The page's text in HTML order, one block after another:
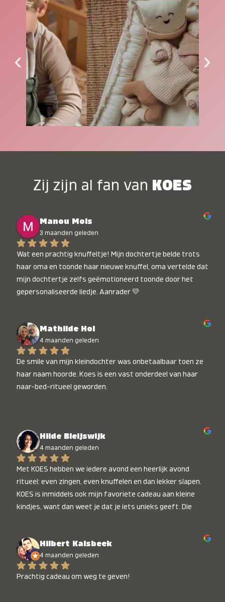
‹ ›
Zij zijn al fan van KOES
Manou Mols
3 maanden geleden
Wat een prachtig knuffeltje! Mijn dochtertje belde trots
haar oma en toonde haar nieuwe knuffel, oma vertelde dat
mijn dochtertje zelfs geëmotioneerd toonde door het
gepersonaliseerde liedje. Aanrader 💛
Mathilde Hol
4 maanden geleden
De smile van mijn kleindochter was onbetaalbaar toen ze
haar naam hoorde. Koes is een vast onderdeel van haar
naar-bed-ritueel geworden.
Hilde Bleijswijk
4 maanden geleden
Met KOES hebben we iedere avond een heerlijk avond
ritueel: even zingen, even knuffelen en dan lekker slapen.
KOES is inmiddels ook mijn favoriete cadeau aan kleine
kindjes, want dan weet je dat je iets unieks geeft. Die
Hilbert Kalsbeek
4 maanden geleden
Prachtig cadeau om weg te geven!